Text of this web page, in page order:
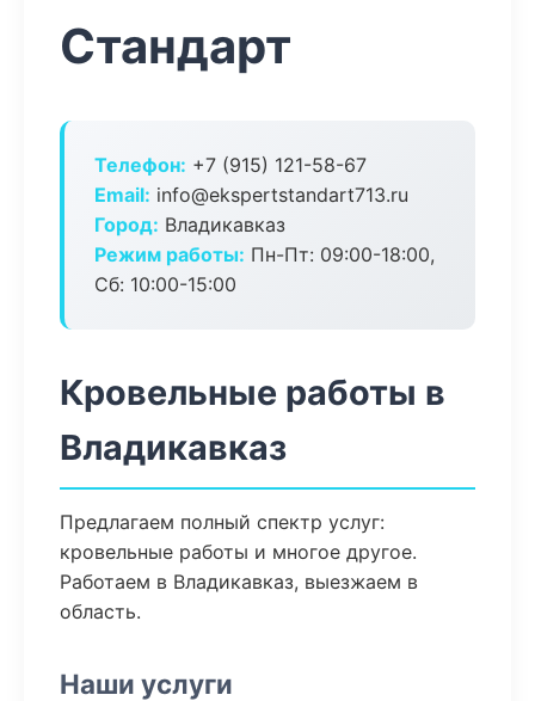
Стандарт
Телефон: +7 (915) 121-58-67
Email: info@ekspertstandart713.ru
Город: Владикавказ
Режим работы: Пн-Пт: 09:00-18:00,
Сб: 10:00-15:00
Кровельные работы в
Владикавказ
Предлагаем полный спектр услуг:
кровельные работы и многое другое.
Работаем в Владикавказ, выезжаем в
область.
Наши услуги